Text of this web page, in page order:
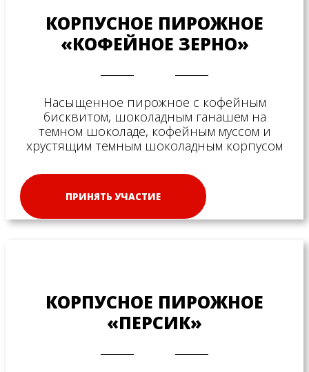
КОРПУСНОЕ ПИРОЖНОЕ
«КОФЕЙНОЕ ЗЕРНО»
Насыщенное пирожное с кофейным
бисквитом, шоколадным ганашем на
темном шоколаде, кофейным муссом и
хрустящим темным шоколадным корпусом
ПРИНЯТЬ УЧАСТИЕ
КОРПУСНОЕ ПИРОЖНОЕ
«ПЕРСИК»